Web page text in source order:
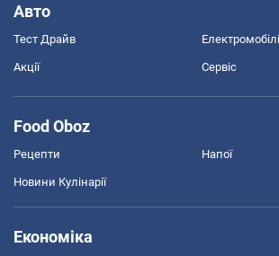
Авто
Тест Драйв Електромобілі
Акції Сервіс
Food Oboz
Рецепти Напої
Новини Кулінарії
Економіка